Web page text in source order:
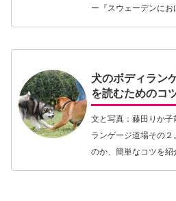
ー『スウェーデンに
犬のボディラン
を読むためのコ
文と写真：藤田りか
ランゲージ道場その
のか、簡単なコツを紹